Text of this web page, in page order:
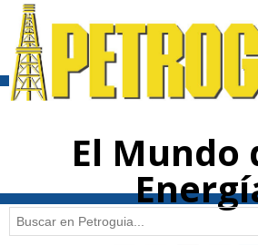
contenido
El Mundo
Buscar